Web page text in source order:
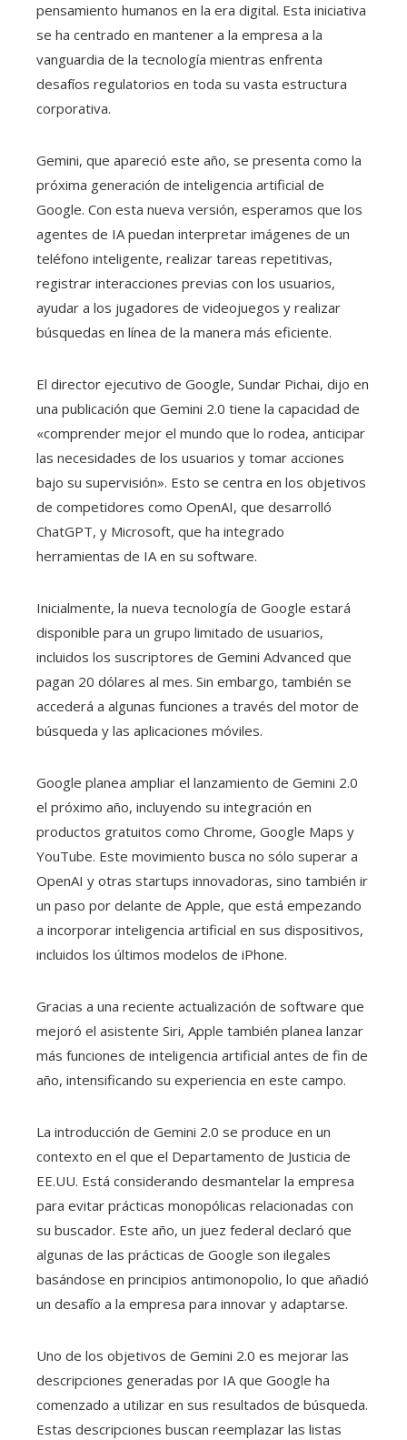
pensamiento humanos en la era digital. Esta iniciativa
se ha centrado en mantener a la empresa a la
vanguardia de la tecnología mientras enfrenta
desafíos regulatorios en toda su vasta estructura
corporativa.
Gemini, que apareció este año, se presenta como la
próxima generación de inteligencia artificial de
Google. Con esta nueva versión, esperamos que los
agentes de IA puedan interpretar imágenes de un
teléfono inteligente, realizar tareas repetitivas,
registrar interacciones previas con los usuarios,
ayudar a los jugadores de videojuegos y realizar
búsquedas en línea de la manera más eficiente.
El director ejecutivo de Google, Sundar Pichai, dijo en
una publicación que Gemini 2.0 tiene la capacidad de
«comprender mejor el mundo que lo rodea, anticipar
las necesidades de los usuarios y tomar acciones
bajo su supervisión». Esto se centra en los objetivos
de competidores como OpenAI, que desarrolló
ChatGPT, y Microsoft, que ha integrado
herramientas de IA en su software.
Inicialmente, la nueva tecnología de Google estará
disponible para un grupo limitado de usuarios,
incluidos los suscriptores de Gemini Advanced que
pagan 20 dólares al mes. Sin embargo, también se
accederá a algunas funciones a través del motor de
búsqueda y las aplicaciones móviles.
Google planea ampliar el lanzamiento de Gemini 2.0
el próximo año, incluyendo su integración en
productos gratuitos como Chrome, Google Maps y
YouTube. Este movimiento busca no sólo superar a
OpenAI y otras startups innovadoras, sino también ir
un paso por delante de Apple, que está empezando
a incorporar inteligencia artificial en sus dispositivos,
incluidos los últimos modelos de iPhone.
Gracias a una reciente actualización de software que
mejoró el asistente Siri, Apple también planea lanzar
más funciones de inteligencia artificial antes de fin de
año, intensificando su experiencia en este campo.
La introducción de Gemini 2.0 se produce en un
contexto en el que el Departamento de Justicia de
EE.UU. Está considerando desmantelar la empresa
para evitar prácticas monopólicas relacionadas con
su buscador. Este año, un juez federal declaró que
algunas de las prácticas de Google son ilegales
basándose en principios antimonopolio, lo que añadió
un desafío a la empresa para innovar y adaptarse.
Uno de los objetivos de Gemini 2.0 es mejorar las
descripciones generadas por IA que Google ha
comenzado a utilizar en sus resultados de búsqueda.
Estas descripciones buscan reemplazar las listas